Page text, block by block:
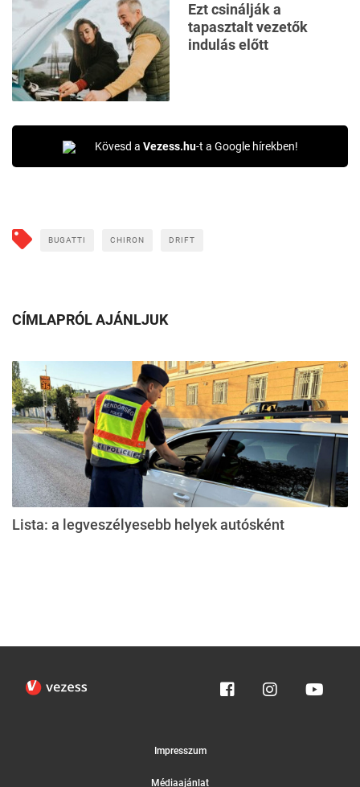
Ezt csinálják a
tapasztalt vezetők
indulás előtt
Kövesd a Vezess.hu-t a Google hírekben!
BUGATTI CHIRON DRIFT
CÍMLAPRÓL AJÁNLJUK
Lista: a legveszélyesebb helyek autósként
Impresszum
Médiaajánlat